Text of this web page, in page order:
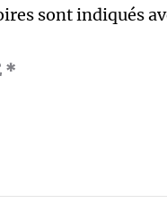
sont indiqués
*